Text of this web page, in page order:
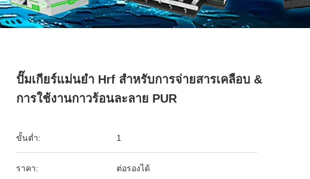
ปั๊มเกียร์แม่นยำ Hrf สำหรับการจ่ายสารเคลือบ &
การใช้งานกาวร้อนละลาย PUR
ขั้นต่ำ: 1
ราคา: ต่อรองได้